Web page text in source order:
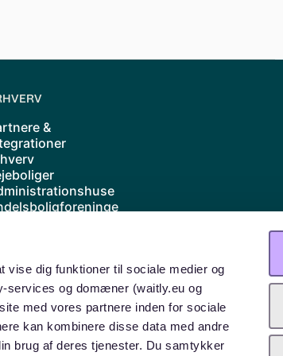
vise dig funktioner til sociale medier og
services og domæner (waitly.eu og
med vores partnere inden for sociale
kan kombinere disse data med andre
brug af deres tjenester. Du samtykker
&
samarbejder
ABF